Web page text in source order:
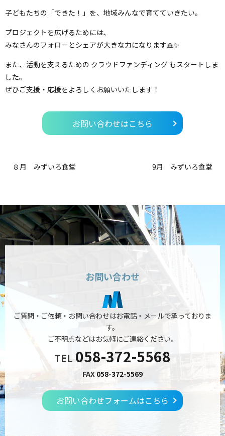
子どもたちの「できた！」を、地域みんなで育てていきたい。
プロジェクトを広げるためには、
みなさんのフォローとシェアが大きな力になります🙏✨
また、活動を支えるための クラウドファンディング もスタートしま
した。
ぜひご支援・応援をよろしくお願いいたします！
お問い合わせはこちら
８月 みずいろ食堂 9月 みずいろ食堂
お問い合わせ
ご質問・ご依頼・お問い合わせはお電話・メールで承っておりま
す。
ご不明点などはお気軽にご連絡ください。
TEL 058-372-5568
FAX 058-372-5569
お問い合わせフォームはこちら